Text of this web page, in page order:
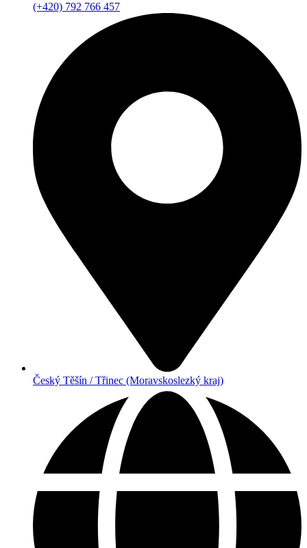
(+420) 792 766 457
Český Těšín / Třinec (Moravskoslezký kraj)